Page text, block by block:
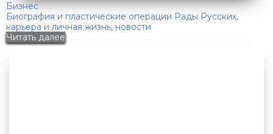
Бизнес
Биография и пластические операции Рады Русских,
карьера и личная жизнь, новости
Читать далее